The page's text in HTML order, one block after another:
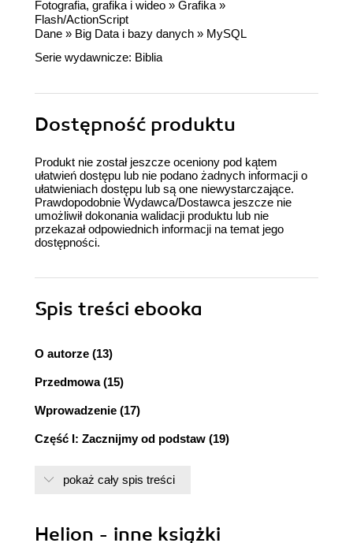
Fotografia, grafika i wideo » Grafika »
Flash/ActionScript
Dane » Big Data i bazy danych » MySQL
Serie wydawnicze: Biblia
Dostępność produktu
Produkt nie został jeszcze oceniony pod kątem
ułatwień dostępu lub nie podano żadnych informacji o
ułatwieniach dostępu lub są one niewystarczające.
Prawdopodobnie Wydawca/Dostawca jeszcze nie
umożliwił dokonania walidacji produktu lub nie
przekazał odpowiednich informacji na temat jego
dostępności.
Spis treści ebooka
O autorze (13)
Przedmowa (15)
Wprowadzenie (17)
Część I: Zacznijmy od podstaw (19)
Instalacja Apache w systemie Windows (22)
pokaż cały spis treści
Helion - inne książki